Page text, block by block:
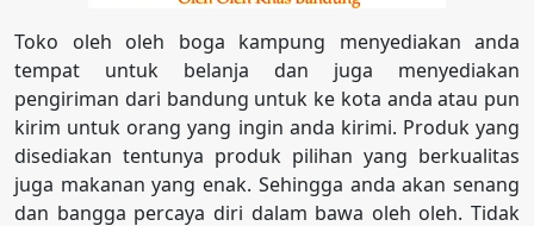
Toko oleh oleh boga kampung menyediakan anda
tempat untuk belanja dan juga menyediakan
pengiriman dari bandung untuk ke kota anda atau pun
kirim untuk orang yang ingin anda kirimi. Produk yang
disediakan tentunya produk pilihan yang berkualitas
juga makanan yang enak. Sehingga anda akan senang
dan bangga percaya diri dalam bawa oleh oleh. Tidak